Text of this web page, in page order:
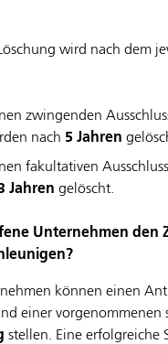
wird nach dem
zwingenden
nach 5 Jahren
fakultativen
Jahren gelöscht.
Unternehmen den
können einen
einer vorgenommenen
stellen. Eine erfolgreiche